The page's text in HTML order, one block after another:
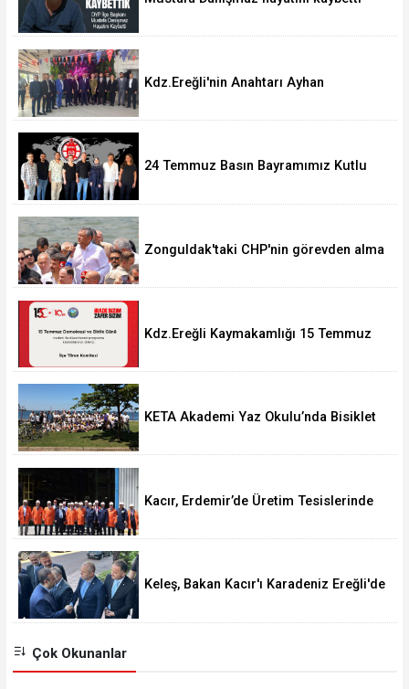
Kdz.Ereğli'nin Anahtarı Ayhan
24 Temmuz Basın Bayramımız Kutlu
Zonguldak'taki CHP'nin görevden alma
Kdz.Ereğli Kaymakamlığı 15 Temmuz
KETA Akademi Yaz Okulu’nda Bisiklet
Kacır, Erdemir’de Üretim Tesislerinde
Keleş, Bakan Kacır'ı Karadeniz Ereğli'de
Çok Okunanlar